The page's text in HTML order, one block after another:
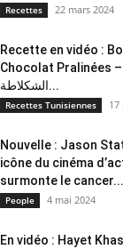
Recettes 22 mars 2024
Recette en vidéo :
Chocolat Pralinées – كعابر
الشكلاطة...
Recettes Tunisiennes 17
Nouvelle : Jason
icône du cinéma
surmonte le cancer...
People 4 mai 2024
En vidéo : Hayet